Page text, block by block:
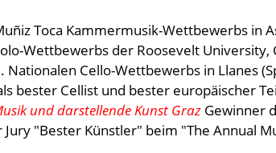
Toca Kammermusik-Wettbewerbs in
Wettbewerbs der Roosevelt University,
Nationalen Cello-Wettbewerbs in Llanes
bester Cellist und bester europäischer
und darstellende Kunst Graz Gewinner
"Bester Künstler" beim "The Annual